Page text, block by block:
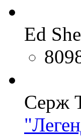
Ed
Серж